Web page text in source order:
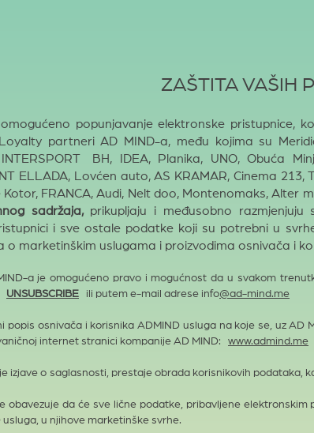
ZAŠTITA VAŠIH
popunjavanje elektronske pristupnice,
partneri AD MIND-a, među kojima su
BH, IDEA, Planika, UNO, Obuća
ELLADA, Lovćen auto, AS KRAMAR, Cinema
Kotor, FRANCA, Audi, Nelt doo, Montenomaks, Alter
sadržaja,prikupljaju i međusobno razmjenjuju
i sve ostale podatke koji su potrebni u
o marketinškim uslugama i proizvodima osnivača i
a je omogućeno pravo i mogućnost da u svakom
UNSUBSCRIBE ili putem e-mail adrese info@ad-mind.me
popis osnivača i korisnika ADMIND usluga na koje se, uz
internet stranici kompanije AD MIND: www.admind.me
izjave o saglasnosti, prestaje obrada korisnikovih podataka,
obavezuje da će sve lične podatke, pribavljene
usluga, u njihove marketinške svrhe.